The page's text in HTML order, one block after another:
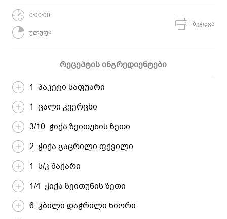
0:00:00
ულუფა
ბეჭდვა
რეცეპტის ინგრედიენტები
1 პაკეტი საფუარი
1 ცალი კვერცხი
3/10 ჭიქა ზეითუნის ზეთი
2 ჭიქა გაცრილი ფქვილი
1 ს/კ შაქარი
1/4 ჭიქა ზეითუნის ზეთი
6 კბილი დაჭრილი ნიორი